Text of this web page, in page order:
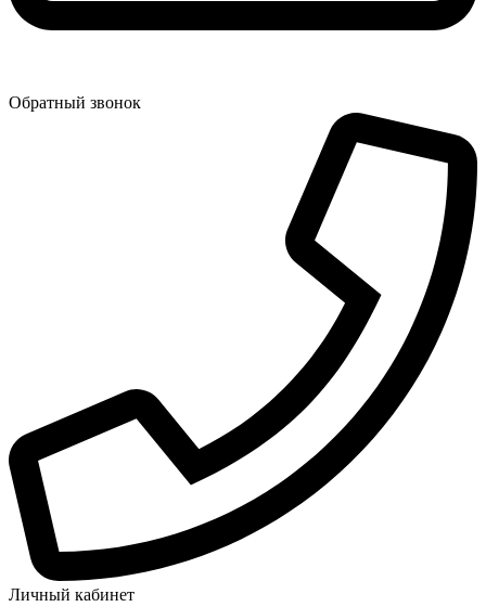
Обратный звонок
Личный кабинет